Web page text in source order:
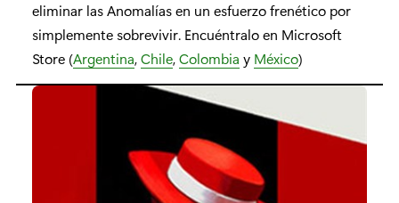
eliminar las Anomalías en un esfuerzo frenético por
simplemente sobrevivir. Encuéntralo en Microsoft
Store (Argentina,Chile,Colombia y México)